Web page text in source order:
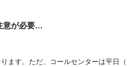
意が必要…
ます。ただ、コールセンターは平日